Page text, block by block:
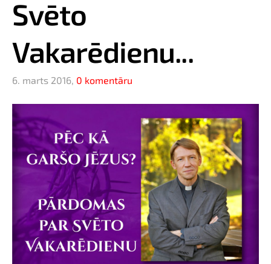
Svēto
Vakarēdienu...
6. marts 2016, 0 komentāru